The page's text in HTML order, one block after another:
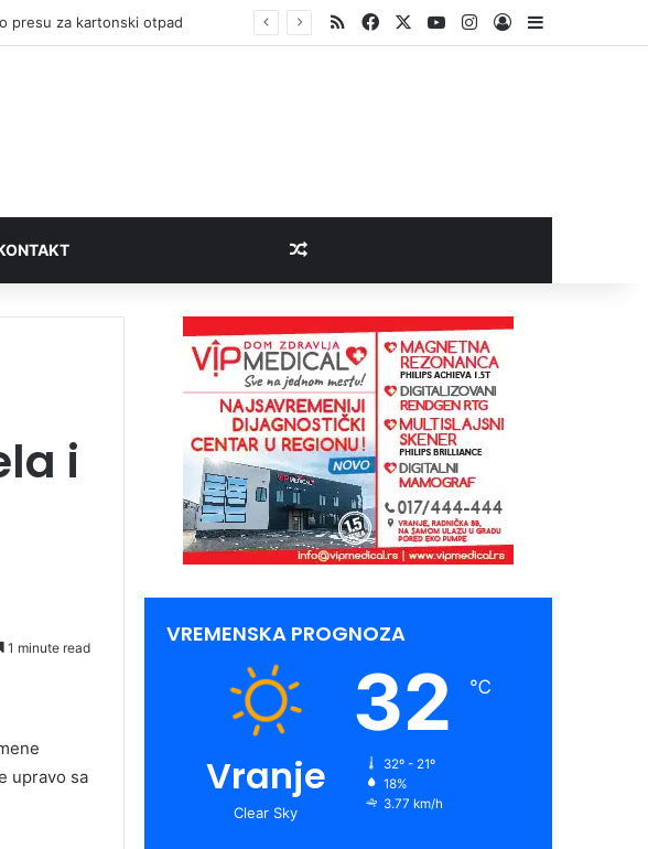
presu za kartonski otpad RSSFacebookYouTubeInstagram
Log InSidebar
Random Article
i
1 minute read
upravo sa
VREMENSKA PROGNOZA
Vranje
Clear Sky
32 ℃
32º - 21º
18%
3.77 km/h